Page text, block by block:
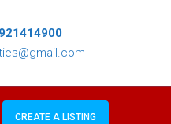
CREATE A LISTING